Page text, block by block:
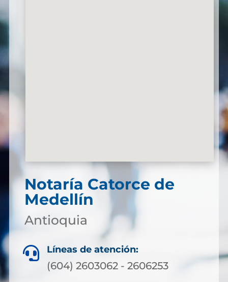
Notaría Catorce de
Medellín
Antioquia
 Líneas de atención:
(604) 2603062 - 2606253